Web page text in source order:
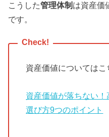
こうした管理体制 は資産価
です。
資産価値についてはこ
資産価値が落ちない
選び方9つのポイント